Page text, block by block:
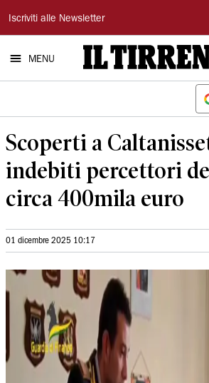
Il
Tirreno
Iscriviti alle Newsletter
MENU
Scoperti a
indebiti percettori
circa 400mila euro
01 dicembre 2025 10:17